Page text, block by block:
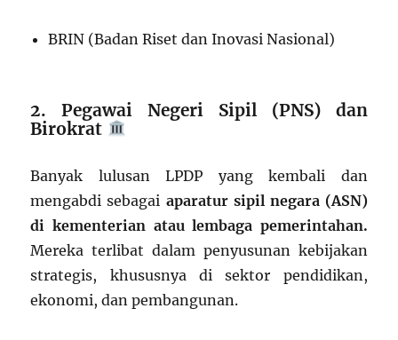
BRIN (Badan Riset dan Inovasi Nasional)
2. Pegawai Negeri Sipil (PNS) dan
Birokrat
Banyak lulusan LPDP yang kembali dan
mengabdi sebagai aparatur sipil negara (ASN)
di kementerian atau lembaga pemerintahan.
Mereka terlibat dalam penyusunan kebijakan
strategis, khususnya di sektor pendidikan,
ekonomi, dan pembangunan.